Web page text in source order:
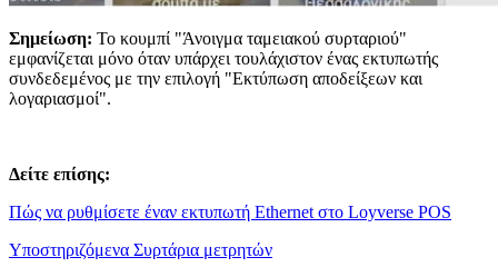
Σημείωση: Το κουμπί "Άνοιγμα ταμειακού συρταριού"
εμφανίζεται μόνο όταν υπάρχει τουλάχιστον ένας εκτυπωτής
συνδεδεμένος με την επιλογή "Εκτύπωση αποδείξεων και
λογαριασμοί".
Δείτε επίσης:
Πώς να ρυθμίσετε έναν εκτυπωτή Ethernet στο Loyverse POS
Υποστηριζόμενα Συρτάρια μετρητών